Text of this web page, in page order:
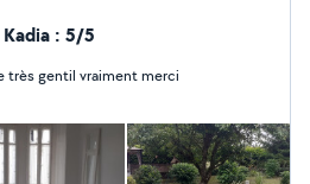
ma maison niveau placo et
et papiers peints !
: 5/5
très gentil vraiment merci